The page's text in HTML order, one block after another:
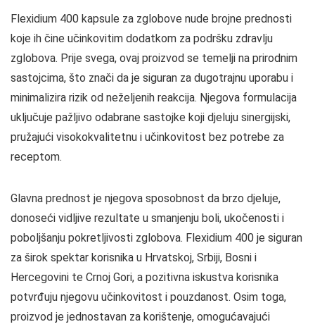
Flexidium 400 kapsule za zglobove nude brojne prednosti
koje ih čine učinkovitim dodatkom za podršku zdravlju
zglobova. Prije svega, ovaj proizvod se temelji na prirodnim
sastojcima, što znači da je siguran za dugotrajnu uporabu i
minimalizira rizik od neželjenih reakcija. Njegova formulacija
uključuje pažljivo odabrane sastojke koji djeluju sinergijski,
pružajući visokokvalitetnu i učinkovitost bez potrebe za
receptom.
Glavna prednost je njegova sposobnost da brzo djeluje,
donoseći vidljive rezultate u smanjenju boli, ukočenosti i
poboljšanju pokretljivosti zglobova. Flexidium 400 je siguran
za širok spektar korisnika u Hrvatskoj, Srbiji, Bosni i
Hercegovini te Crnoj Gori, a pozitivna iskustva korisnika
potvrđuju njegovu učinkovitost i pouzdanost. Osim toga,
proizvod je jednostavan za korištenje, omogućavajući